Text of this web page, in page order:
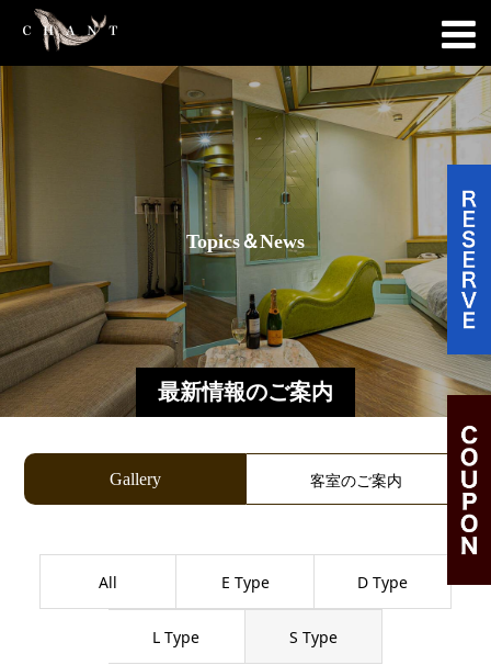
最新情報のご案内
Topics＆News
Gallery 客室のご案内
All E Type D Type
L Type S Type